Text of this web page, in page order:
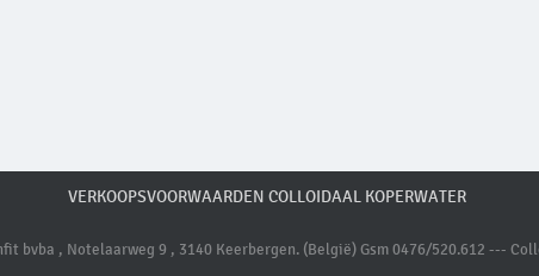
VERKOOPSVOORWAARDEN COLLOIDAAL KOPERWATER
bvba , Notelaarweg 9 , 3140 Keerbergen. (België) Gsm 0476/520.612 ---